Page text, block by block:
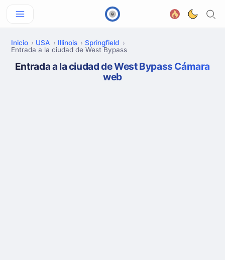
Inicio USA Illinois
Springfield
Entrada a la ciudad de West Bypass
Entrada a la ciudad de West Bypass Cámara
web